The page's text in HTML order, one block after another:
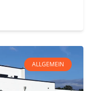
ALLGEMEIN